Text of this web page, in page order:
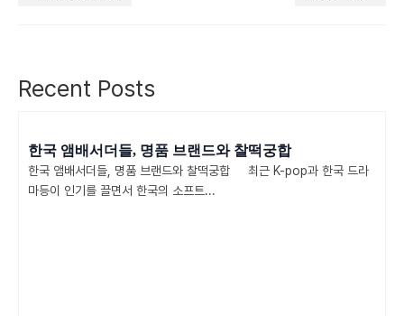
Recent Posts
한국 앰배서더들, 명품 브랜드와 찰떡궁합
한국 앰배서더들, 명품 브랜드와 찰떡궁합 최근 K-pop과 한국 드라
마등이 인기를 끌면서 한국의 소프트...